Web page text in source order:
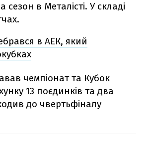
в Металісті. У складі
в АЕК, який
чемпіонат та Кубок
13 поєдинків та два
до чвертьфіналу